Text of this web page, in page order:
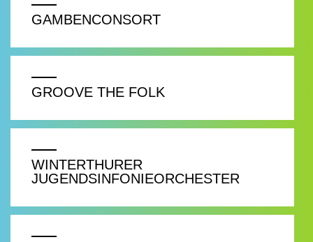
GAMBENCONSORT
GROOVE THE FOLK
WINTERTHURER
JUGENDSINFONIEORCHESTER